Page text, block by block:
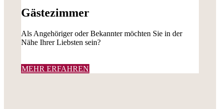
Gästezimmer
Als Angehöriger oder Bekannter möchten Sie in der
Nähe Ihrer Liebsten sein?
MEHR ERFAHREN